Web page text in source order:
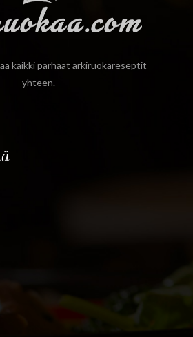
kaikki parhaat arkiruokareseptit
yhteen.